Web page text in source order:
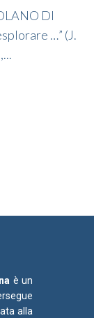
DI
…” (J.
è un
alla